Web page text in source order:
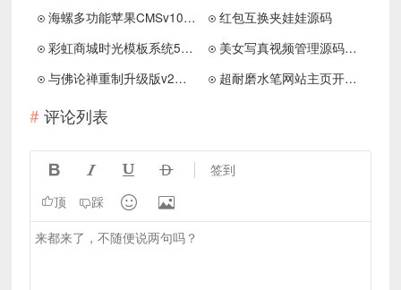
海螺多功能苹果CMSv10自适应全屏高端模板修复版
红包互换夹娃娃源码
彩虹商城时光模板系统5.1授权去除修复
美女写真视频管理源码最新版 带云转码+会员VIP系统|支持一键采集+代理系统
与佛论禅重制升级版v2源码分享
超耐磨水笔网站主页开源html源码
评论列表
    签到
顶 踩  